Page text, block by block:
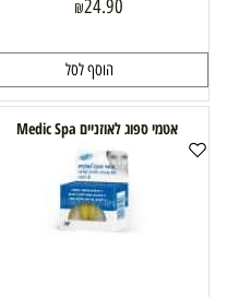
₪24.90
הוסף לסל
אטמי ספוג לאוזניים Medic Spa